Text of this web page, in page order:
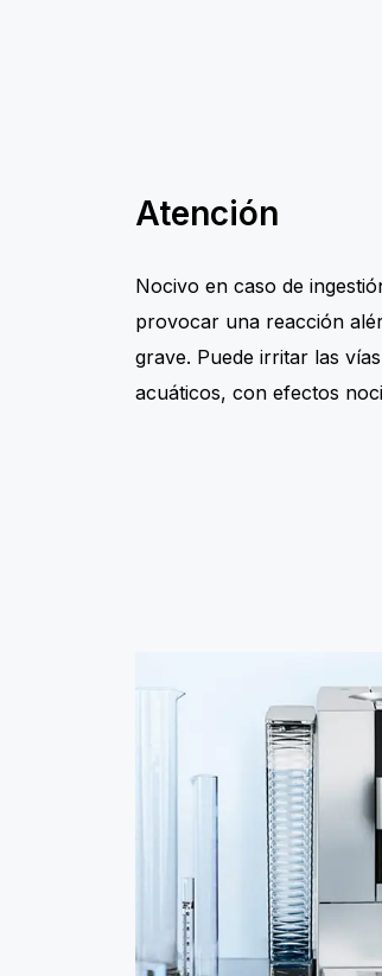
Atención
Nocivo en caso de
provocar una reacción
grave. Puede irritar las
acuáticos, con efectos